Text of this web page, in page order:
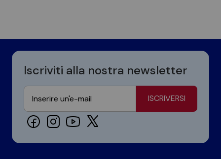
Iscriviti alla nostra newsletter
ISCRIVERSI